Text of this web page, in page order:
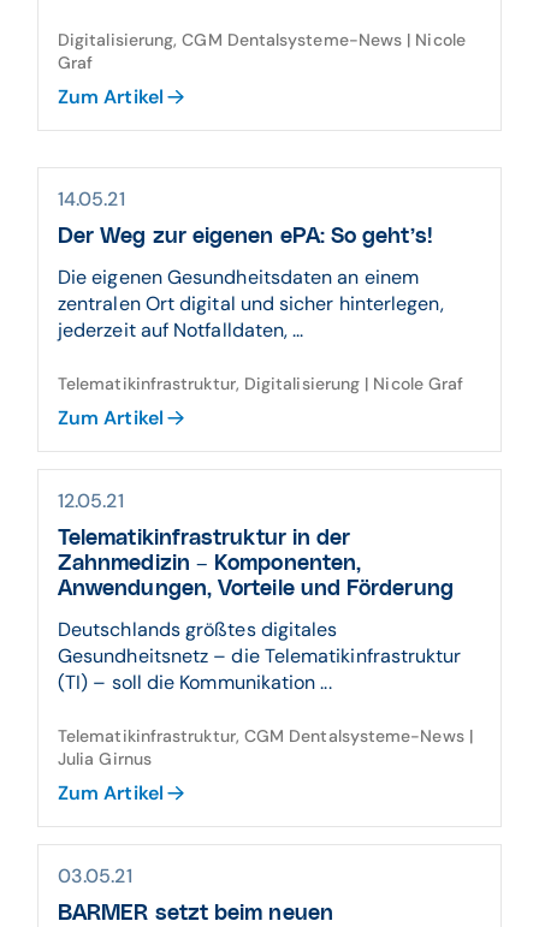
Digitalisierung, CGM Dentalsysteme-News | Nicole
Graf
Zum Artikel
14.05.21
Der Weg zur eigenen ePA: So geht’s!
Die eigenen Gesundheitsdaten an einem
zentralen Ort digital und sicher hinterlegen,
jederzeit auf Notfalldaten, ...
Telematikinfrastruktur, Digitalisierung | Nicole Graf
Zum Artikel
12.05.21
Telematikinfrastruktur in der
Zahnmedizin – Komponenten,
Anwendungen, Vorteile und Förderung
Deutschlands größtes digitales
Gesundheitsnetz – die Telematikinfrastruktur
(TI) – soll die Kommunikation ...
Telematikinfrastruktur, CGM Dentalsysteme-News |
Julia Girnus
Zum Artikel
03.05.21
BARMER setzt beim neuen